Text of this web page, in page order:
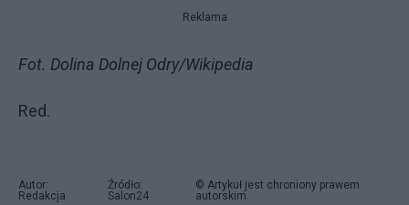
Reklama
Fot. Dolina Dolnej Odry/Wikipedia
Red.
Autor:
Redakcja
Źródło:
Salon24
© Artykuł jest chroniony prawem
autorskim.